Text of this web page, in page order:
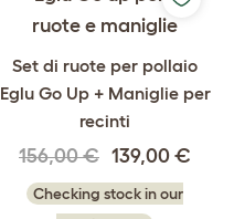
Set di ruote per pollaio
Eglu Go Up + Maniglie per
recinti
156,00 € 139,00 €
Checking stock in our